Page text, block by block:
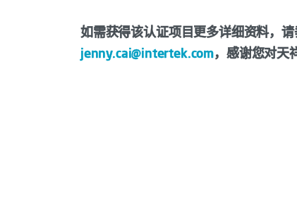
通用要求评价+型式试验+初次工厂检
服务：
SP-P-ITS002：2025“上海品牌”产品
SP-P-ITS003：2025 “上海品牌”产品
如需获得该认证项目更多详细资料，
jenny.cai@intertek.com，感谢您对天